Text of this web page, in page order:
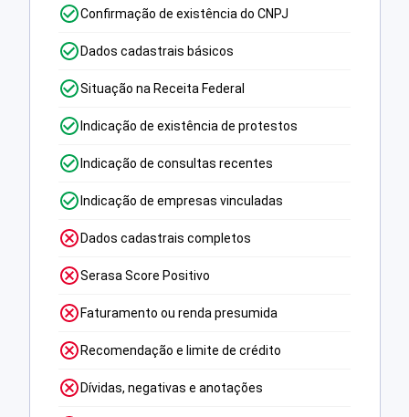
Confirmação de existência do CNPJ
Dados cadastrais básicos
Situação na Receita Federal
Indicação de existência de protestos
Indicação de consultas recentes
Indicação de empresas vinculadas
Dados cadastrais completos
Serasa Score Positivo
Faturamento ou renda presumida
Recomendação e limite de crédito
Dívidas, negativas e anotações